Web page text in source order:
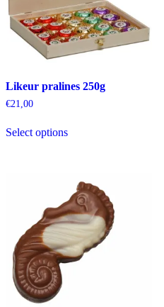
Likeur pralines 250g
€21,00
Select options